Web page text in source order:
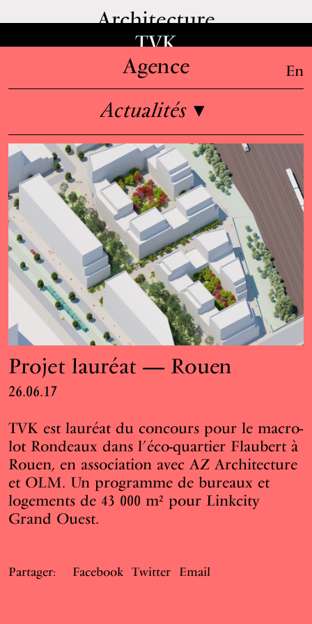
En
Architecture
TVK
Agence
Actualités ▾
Informations
Équipe
Emplois
Enseignement & conférences
Presse
Projet lauréat — Rouen
26.06.17
TVK est lauréat du concours pour le macro-
lot Rondeaux dans l’éco-quartier Flaubert à
Rouen, en association avec AZ Architecture
et OLM. Un programme de bureaux et
logements de 43 000 m² pour Linkcity
Grand Ouest.
Partager: Facebook Twitter Email